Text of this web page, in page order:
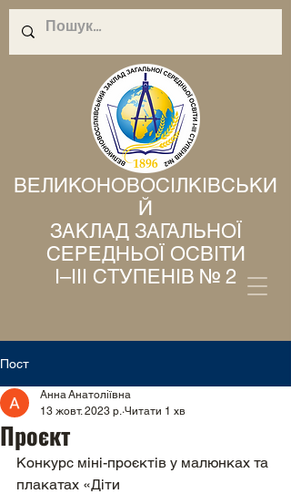
ВЕЛИКОНОВОСІЛКІВСЬКИ
Й
ЗАКЛАД ЗАГАЛЬНОЇ
СЕРЕДНЬОЇ ОСВІТИ
І–ІІІ СТУПЕНІВ № 2
Пост
Проєкт
Анна Анатоліївна
13 жовт. 2023 р. Читати 1 хв
Конкурс міні-проєктів у малюнках та
плакатах «Діти